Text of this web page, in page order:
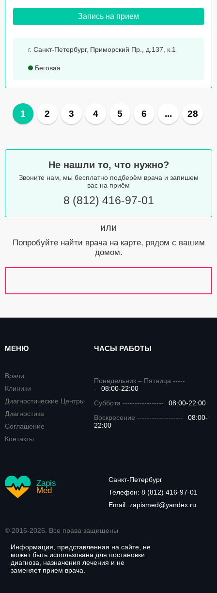
Запись на прием
г. Санкт-Петербург, Приморский Пр., д.137, к.1
Беговая
1 2 3 4 5 6 ... 28
Не нашли то, что нужно?
Звоните нам, мы бесплатно подберём врача и запишем
вас на приём
8 (812) 416-97-01
или
Попробуйте найти врача на карте, рядом с вашим
домом.
МЕНЮ
Врачи
Клиники
Диагностические Центры
Диагностика
Соглашение
Контакты
ЧАСЫ РАБОТЫ
Понедельник – Пятница -----
-
08:00-22:00
Суббота -----------------
08:00-22:00
Воскресение -------------------
08:00-
22:00
Zapis
Med
Санкт-Петербург
Телефон: 8 (812) 416-97-01
Email: zapismed@yandex.ru
© 2016-2026. Все права защищены
Информация, представленная на сайте, не
может быть использована для постановки
диагноза, назначения лечения и не
заменяет прием врача.